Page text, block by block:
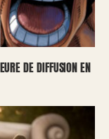
DE DIFFUSION EN